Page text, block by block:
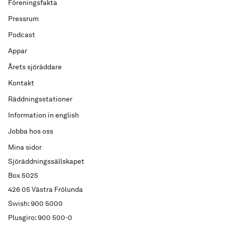
Sjöräddningssällskapet
Box 5025
426 05 Västra Frölunda
Swish: 900 5000
Plusgiro: 900 500-0
Föreningsfakta
Pressrum
Podcast
Appar
Årets sjöräddare
Kontakt
Räddningsstationer
Information in english
Jobba hos oss
Mina sidor